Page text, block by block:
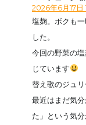
2026年6月17日
塩麹。ボクも
した。
今回の野菜の
じています
替え歌のジュ
最近はまだ気
た」という気分